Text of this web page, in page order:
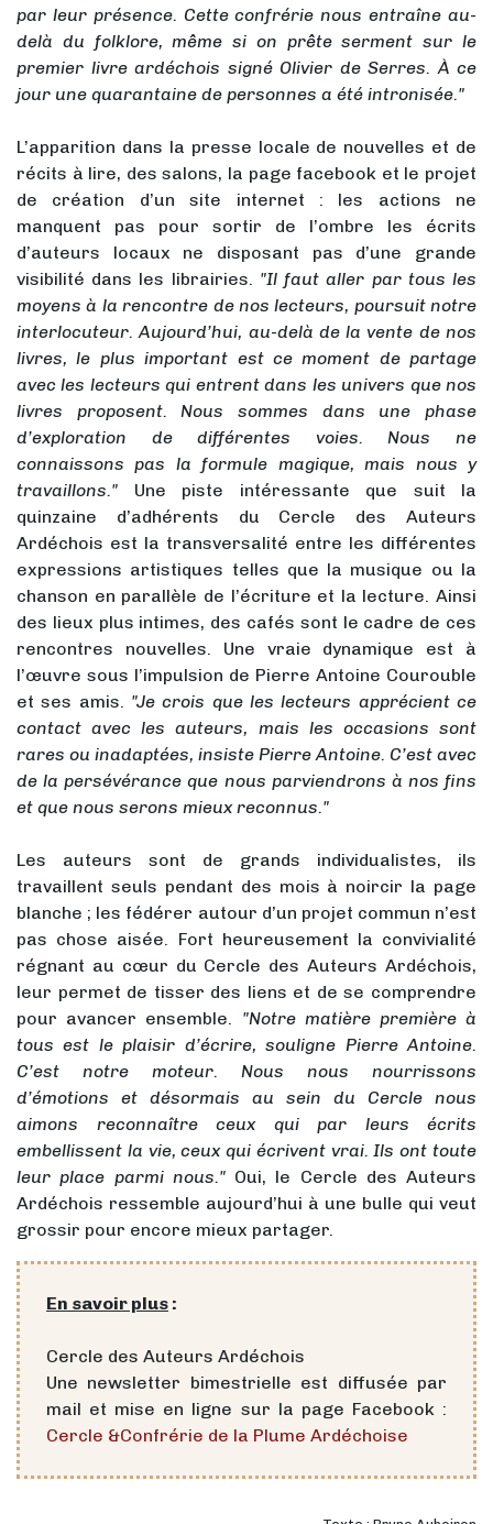
par leur présence. Cette confrérie nous entraîne au-
delà du folklore, même si on prête serment sur le
premier livre ardéchois signé Olivier de Serres. À ce
jour une quarantaine de personnes a été intronisée."
L’apparition dans la presse locale de nouvelles et de
récits à lire, des salons, la page facebook et le projet
de création d’un site internet : les actions ne
manquent pas pour sortir de l’ombre les écrits
d’auteurs locaux ne disposant pas d’une grande
visibilité dans les librairies. "Il faut aller par tous les
moyens à la rencontre de nos lecteurs, poursuit notre
interlocuteur. Aujourd’hui, au-delà de la vente de nos
livres, le plus important est ce moment de partage
avec les lecteurs qui entrent dans les univers que nos
livres proposent. Nous sommes dans une phase
d’exploration de différentes voies. Nous ne
connaissons pas la formule magique, mais nous y
travaillons." Une piste intéressante que suit la
quinzaine d’adhérents du Cercle des Auteurs
Ardéchois est la transversalité entre les différentes
expressions artistiques telles que la musique ou la
chanson en parallèle de l’écriture et la lecture. Ainsi
des lieux plus intimes, des cafés sont le cadre de ces
rencontres nouvelles. Une vraie dynamique est à
l’œuvre sous l’impulsion de Pierre Antoine Courouble
et ses amis.
"Je crois que les lecteurs apprécient ce
contact avec les auteurs, mais les occasions sont
rares ou inadaptées, insiste Pierre Antoine. C’est avec
de la persévérance que nous parviendrons à nos fins
et que nous serons mieux reconnus."
Les auteurs sont de grands individualistes, ils
travaillent seuls pendant des mois à noircir la page
blanche ; les fédérer autour d’un projet commun n’est
pas chose aisée. Fort heureusement la convivialité
régnant au cœur du Cercle des Auteurs Ardéchois,
leur permet de tisser des liens et de se comprendre
pour avancer ensemble. "Notre matière première à
tous est le plaisir d’écrire, souligne Pierre Antoine.
C’est notre moteur. Nous nous nourrissons
d’émotions et désormais au sein du Cercle nous
aimons reconnaître ceux qui par leurs écrits
embellissent la vie, ceux qui écrivent vrai. Ils ont toute
leur place parmi nous."Oui, le Cercle des Auteurs
Ardéchois ressemble aujourd’hui à une bulle qui veut
grossir pour encore mieux partager.
En savoir plus :
Cercle des Auteurs Ardéchois
Une newsletter bimestrielle est diffusée par
mail et mise en ligne sur la page Facebook :
Cercle &Confrérie de la Plume Ardéchoise